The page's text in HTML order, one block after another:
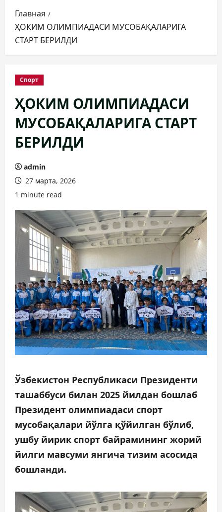
Главная
ҲОКИМ ОЛИМПИАДАСИ МУСОБАҚАЛАРИГА
СТАРТ БЕРИЛДИ
Спорт
ҲОКИМ ОЛИМПИАДАСИ
МУСОБАҚАЛАРИГА СТАРТ
БЕРИЛДИ
admin
27 марта, 2026
1 minute read
Ўзбекистон Республикаси Президенти
ташаббуси билан 2025 йилдан бошлаб
Президент олимпиадаси спорт
мусобақалари йўлга қўйилган бўлиб,
ушбу йирик спорт байрамининг жорий
йилги мавсуми янгича тизим асосида
бошланди.